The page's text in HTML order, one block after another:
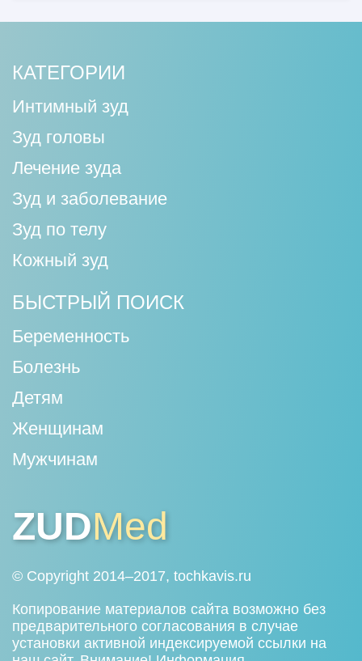
КАТЕГОРИИ
Интимный зуд
Зуд головы
Лечение зуда
Зуд и заболевание
Зуд по телу
Кожный зуд
БЫСТРЫЙ ПОИСК
Беременность
Болезнь
Детям
Женщинам
Мужчинам
ZUDMed
© Copyright 2014–2017, tochkavis.ru
Копирование материалов сайта возможно без
предварительного согласования в случае
установки активной индексируемой ссылки на